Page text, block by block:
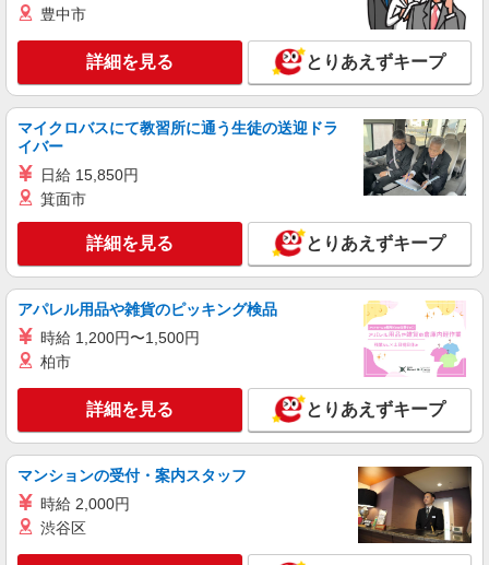
正社員
コンパスグループ・ジャパン株式会社 21549_f
NEW
調理師【正社員】
月給25万円〜30万円 試用期間中 月給25万円〜
30万円(試用期間3ヶ月) 残業が発生した場合、残業
代を1分単位で別途支給します。 ※給与は経験や
羽田空港内「デルタ スカイクラブ」 （東京
都大田区羽田空港2-6-5 羽田空港第3ターミナ
コンパスグループ・ジャパン株式会社 21557_f
NEW
調理師【正社員】
月給25万円〜32万円 試用期間中 月給25万円〜
代を1分単位で別途支給します。 ※給与は経験や
前職給与に応じて決定します。
羽田グランドエール （東京都大田区羽田空港
2丁目7番1号）
キープ 詳細を見る
アルバイト パート
コンパスグループ・ジャパン株式会社 39312_p
NEW
調理師【アルバイト・パート】
豊中市
詳細を見る とりあえずキープ
マイクロバスにて教習所に通う生徒の送迎ドラ
イバー
日給 15,850円
箕面市
詳細を見る とりあえずキープ
アパレル用品や雑貨のピッキング検品
時給 1,200円〜1,500円
柏市
詳細を見る とりあえずキープ
マンションの受付・案内スタッフ
時給 2,000円
渋谷区